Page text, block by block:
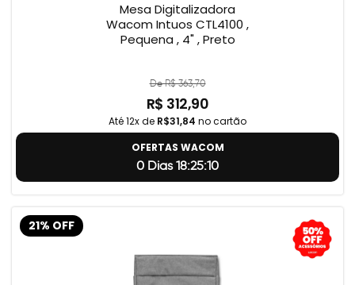
Mesa Digitalizadora
Wacom Intuos CTL4100 ,
Pequena , 4" , Preto
De R$ 363,70
R$ 312,90
Até 12x de R$31,84 no cartão
OFERTAS WACOM
0 Dias 18:25:9
21% OFF